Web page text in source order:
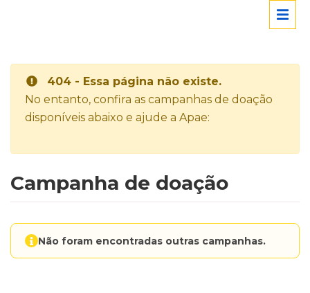
404 - Essa página não existe.
No entanto, confira as campanhas de doação
disponíveis abaixo e ajude a Apae:
Campanha de doação
Não foram encontradas outras campanhas.